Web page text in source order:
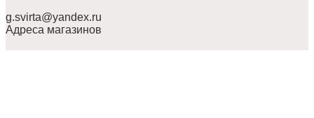
g.svirta@yandex.ru
Адреса магазинов